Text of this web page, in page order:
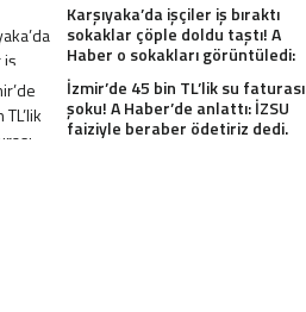
Karşıyaka’da işçiler iş bıraktı
sokaklar çöple doldu taştı! A
Haber o sokakları görüntüledi:
Fareler cirit atıyor
İzmir’de 45 bin TL’lik su faturası
şoku! A Haber’de anlattı: İZSU
faiziyle beraber ödetiriz dedi.